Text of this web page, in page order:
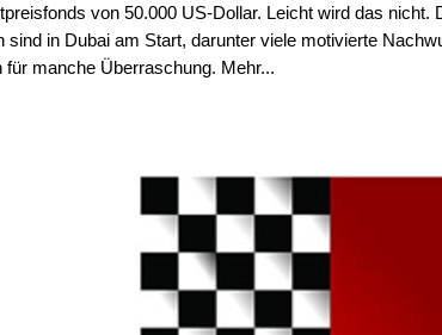
von 50.000 US-Dollar. Leicht wird das nicht.
sind in Dubai am Start, darunter viele motivierte
für manche Überraschung. Mehr...